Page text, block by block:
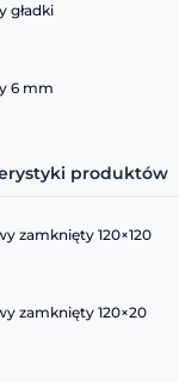
gładki
6 mm
produktów
zamknięty 120×120
zamknięty 120×20